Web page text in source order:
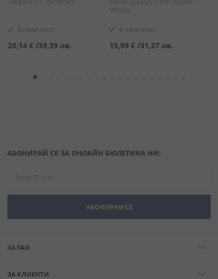
В наличност
20,14 € /39,39 лв.
Whisky
В наличност
15,99 € /31,27 лв.
АБОНИРАЙ СЕ ЗА ОНЛАЙН БЮЛЕТИНА НИ:
АБОНИРАМ СЕ
ЗА S&D
ЗА КЛИЕНТИ